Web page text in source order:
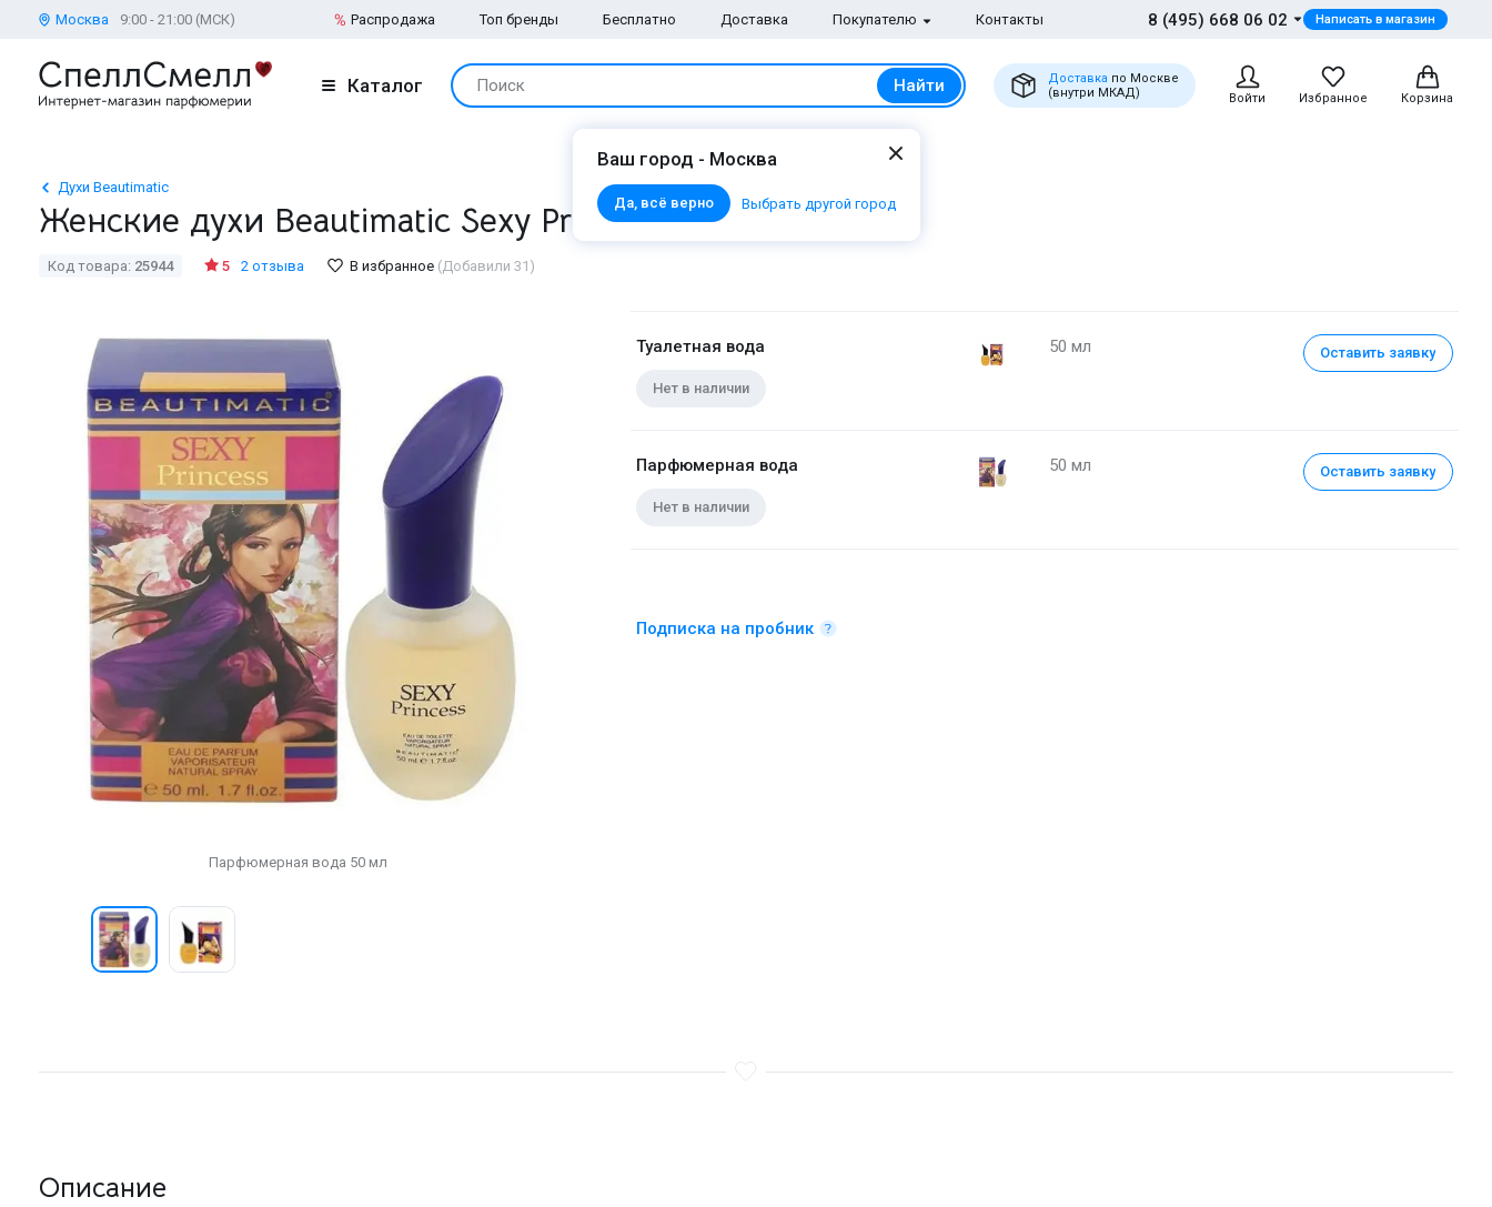
Москва 9:00 - 21:00 (МСК) Распродажа Топ бренды Бесплатно Доставка Покупателю Контакты 8 (495) 668 06 02 Написать в магазин
Каталог Поиск Найти Доставка по Москве
(внутри МКАД)
Войти Избранное Корзина
Ваш город - Москва
Да, всё верно Выбрать другой город
Духи Beautimatic
Женские духи Beautimatic Sexy Princess
Код товара: 25944 5 2 отзыва В избранное (Добавили 31)
Парфюмерная вода 50 мл
Туалетная вода
Нет в наличии
50 мл Оставить заявку
Парфюмерная вода
Нет в наличии
50 мл Оставить заявку
Подписка на пробник
Описание